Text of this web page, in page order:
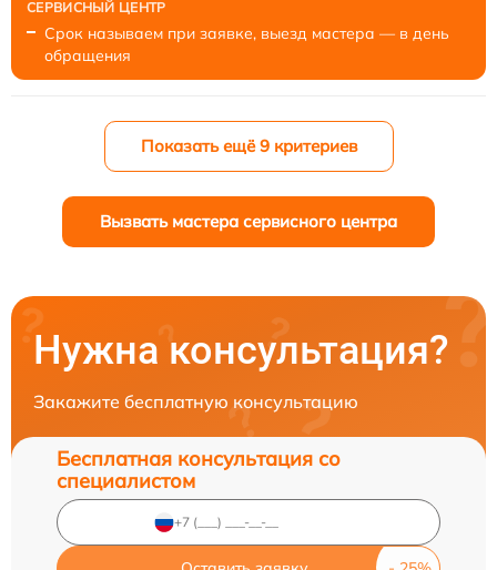
Срок называем при заявке, выезд мастера — в день
обращения
Показать ещё 9 критериев
Вызвать мастера сервисного центра
Нужна консультация?
Закажите бесплатную консультацию
Бесплатная консультация со
специалистом